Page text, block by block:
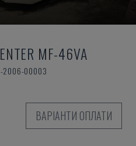
MF-46VA
2006-00003
ВАРІАНТИ ОПЛАТИ